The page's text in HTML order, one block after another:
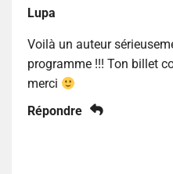
Lupa
Voilà un auteur
programme !!! Ton billet
merci
Répondre